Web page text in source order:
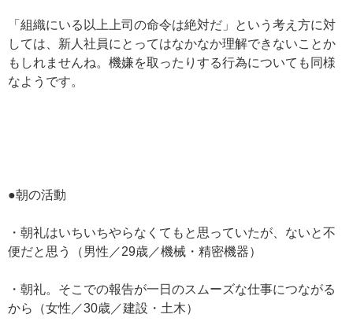
「組織にいる以上上司の命令は絶対だ」という考え方に対
しては、新人社員にとってはなかなか理解できないことか
もしれませんね。機嫌を取ったりする行為についても同様
なようです。
●朝の活動
・朝礼はいちいちやらなくてもと思っていたが、ないと不
便だと思う（男性／29歳／機械・精密機器）
・朝礼。そこでの報告が一日のスムーズな仕事につながる
から（女性／30歳／建設・土木）